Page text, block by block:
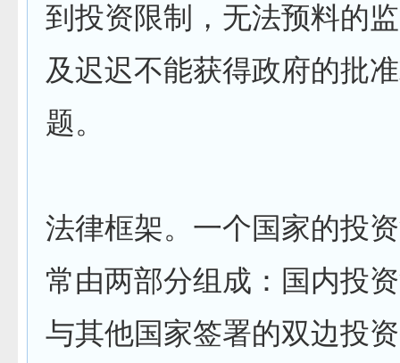
到投资限制，无法预料的
及迟迟不能获得政府的批
题。
法律框架。一个国家的投
常由两部分组成：国内投
与其他国家签署的双边投